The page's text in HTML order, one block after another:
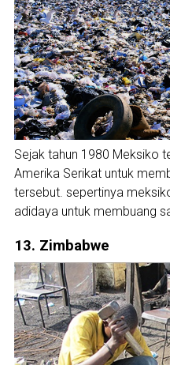
Sejak tahun 1980 Meksiko
Amerika Serikat untuk
tersebut. sepertinya
adidaya untuk membuang
13. Zimbabwe